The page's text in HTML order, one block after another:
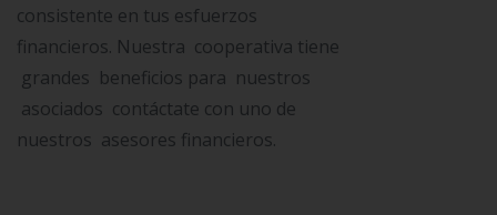
consistente en tus esfuerzos
financieros. Nuestra cooperativa tiene
grandes beneficios para nuestros
asociados contáctate con uno de
nuestros asesores financieros.